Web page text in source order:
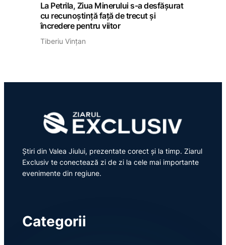
La Petrila, Ziua Minerului s-a desfășurat
cu recunoștință față de trecut și
încredere pentru viitor
Tiberiu Vințan
Știri din Valea Jiului, prezentate corect și la timp. Ziarul
Exclusiv te conectează zi de zi la cele mai importante
evenimente din regiune.
Categorii